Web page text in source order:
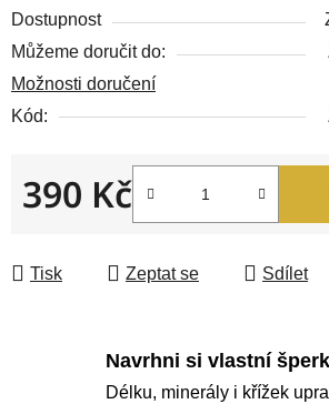
Dostupnost
Můžeme doručit do:
Možnosti doručení
Kód:
390 Kč
Tisk Zeptat se Sdílet
Navrhni si vlastní šperk
Délku, minerály i křížek